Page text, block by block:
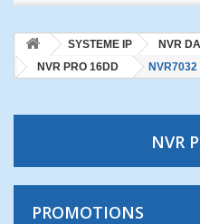
SYSTEME IP NVR
NVR PRO 16DD
NVR7032
NVR
PROMOTIONS